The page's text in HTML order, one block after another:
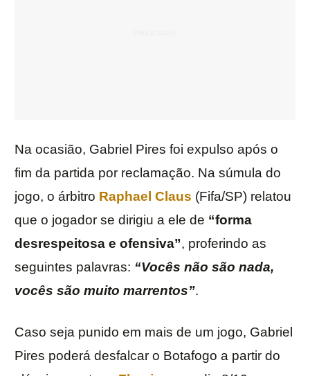
Na ocasião, Gabriel Pires foi expulso após o
fim da partida por reclamação. Na súmula do
jogo, o árbitro Raphael Claus (Fifa/SP) relatou
que o jogador se dirigiu a ele de “forma
desrespeitosa e ofensiva”, proferindo as
seguintes palavras: “Vocês não são nada,
vocês são muito marrentos”.
Caso seja punido em mais de um jogo, Gabriel
Pires poderá desfalcar o Botafogo a partir do